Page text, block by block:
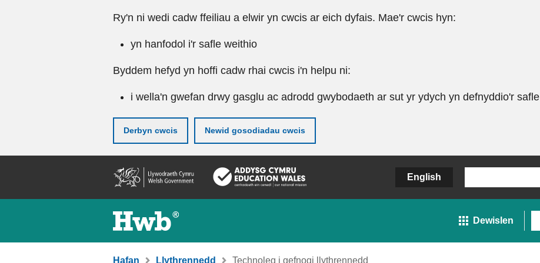
Ry'n ni wedi cadw ffeiliau a elwir yn cwcis ar eich dyfais. Mae'r cwcis hyn:
yn hanfodol i'r safle weithio
Byddem hefyd yn hoffi cadw rhai cwcis i'n helpu ni:
i wella'n gwefan drwy gasglu ac adrodd gwybodaeth ar sut yr ydych yn defnyddio'r safle
Derbyn cwcis Newid gosodiadau cwcis
gynnwy
English
Dewislen
Hafan Llythrennedd Technoleg i gefnogi llythrennedd